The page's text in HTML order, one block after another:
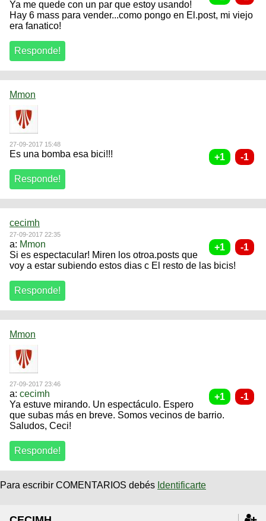
Ya me quede con un par que estoy usando!
Hay 6 mass para vender...como pongo en El.post, mi viejo
era fanatico!
Mmon
27-09-2017 15:48
Es una bomba esa bici!!!
cecimh
27-09-2017 22:35
a: Mmon
Si es espectacular! Miren los otroa.posts que
voy a estar subiendo estos dias c El resto de las bicis!
Mmon
27-09-2017 23:46
a: cecimh
Ya estuve mirando. Un espectáculo. Espero
que subas más en breve. Somos vecinos de barrio.
Saludos, Ceci!
Para escribir COMENTARIOS debés Identificarte